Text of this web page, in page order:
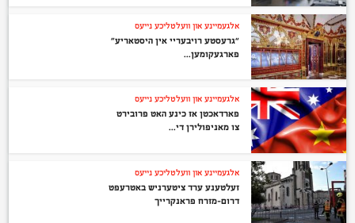
אלגעמיינע און וועלטליכע נייעס
“גרעסטע רויבעריי אין היסטאריע”
פארגעקומען...
אלגעמיינע און וועלטליכע נייעס
פארדאכטן אז כינע האט פרובירט
צו מאניפולירן די...
אלגעמיינע און וועלטליכע נייעס
זעלטענע ערד ציטערניש באטרעפט
דרום-מזרח פראנקרייך